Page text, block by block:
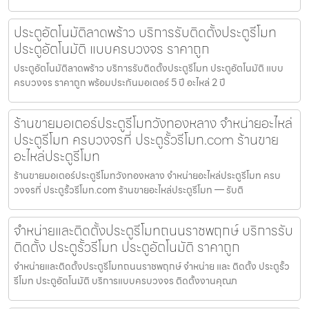
ประตูอัตโนมัติลาดพร้าว บริการรับติดตั้งประตูรีโมท
ประตูอัตโนมัติ แบบครบวงจร ราคาถูก
ประตูอัตโนมัติลาดพร้าว บริการรับติดตั้งประตูรีโมท ประตูอัตโนมัติ แบบ
ครบวงจร ราคาถูก พร้อมประกันมอเตอร์ 5 ปี อะไหล่ 2 ปี
ร้านขายมอเตอร์ประตูรีโมทวังทองหลาง จำหน่ายอะไหล่
ประตูรีโมท ครบวงจรที่ ประตูรั้วรีโมท.com ร้านขาย
อะไหล่ประตูรีโมท
ร้านขายมอเตอร์ประตูรีโมทวังทองหลาง จำหน่ายอะไหล่ประตูรีโมท ครบ
วงจรที่ ประตูรั้วรีโมท.com ร้านขายอะไหล่ประตูรีโมท — รับติ
จำหน่ายและติดตั้งประตูรีโมทถนนราชพฤกษ์ บริการรับ
ติดตั้ง ประตูรั้วรีโมท ประตูอัตโนมัติ ราคาถูก
จำหน่ายและติดตั้งประตูรีโมทถนนราชพฤกษ์ จำหน่าย และ ติดตั้ง ประตูรั้ว
รีโมท ประตูอัตโนมัติ บริการแบบครบวงจร ติดตั้งงานคุณภ